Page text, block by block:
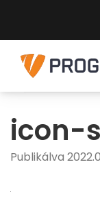
content
icon-
Publikálva